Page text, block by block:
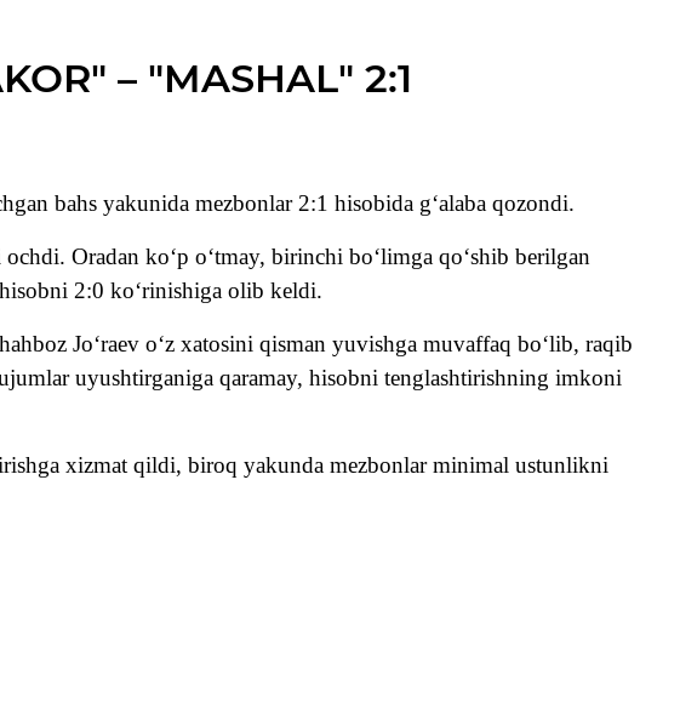
– "MASHAL" 2:1
bahs yakunida mezbonlar 2:1 hisobida g‘alaba qozondi.
Oradan ko‘p o‘tmay, birinchi bo‘limga qo‘shib berilgan
2:0 ko‘rinishiga olib keldi.
Jo‘raev o‘z xatosini qisman yuvishga muvaffaq bo‘lib, raqib
uyushtirganiga qaramay, hisobni tenglashtirishning imkoni
xizmat qildi, biroq yakunda mezbonlar minimal ustunlikni